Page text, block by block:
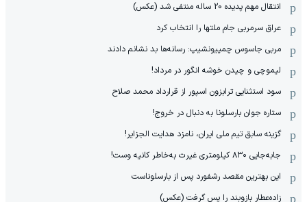
انتقال مهم پدیده 20 ساله منتفی شد (عکس)
عراق سرمربی جام ملتها را انتخاب کرد
مربی جاسوس چمپیونشیپ: رسانه‌ها بد نشانم دادند
لیموچی و چیدن خوشه انگور در مرداد!
سود استثنایی ترابزون اسپور از قرارداد محمد صلاح
ستاره جوان بارسلونا به دنبال در خروج!
گزینه سابق تیم ملی ایران، نامزد هدایت الجزایر!
جابه‌جایی ۸۳۰ کیلومتری غیرت به‌خاطر کانیه وست!
این بهترین مقصد رشفورد پس از بارسلوناست
زاده‌عطار بازوبند را پس گرفت (عکس)